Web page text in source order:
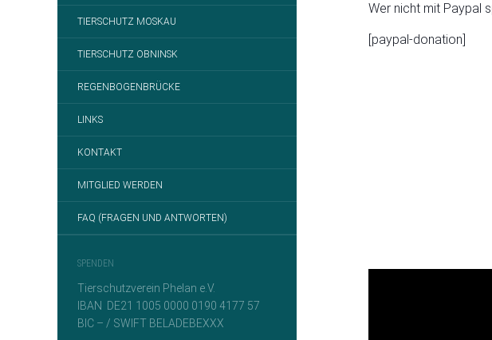
TIERSCHUTZ MOSKAU
TIERSCHUTZ OBNINSK
REGENBOGENBRÜCKE
LINKS
KONTAKT
MITGLIED WERDEN
FAQ (FRAGEN UND ANTWORTEN)
SPENDEN
Tierschutzverein Phelan e.V.
IBAN DE21 1005 0000 0190 4177 57
BIC – / SWIFT BELADEBEXXX
Wer nicht mit Paypal
[paypal-donation]